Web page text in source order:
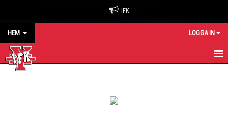
IFK
HEM LOGGA IN